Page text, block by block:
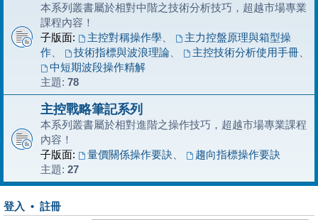
本系列叢書屬於相對中階之技術分析技巧，超越市場專業
課程內容！
子版面:
主控對稱操作學、
主力控盤原理與箱型操
作
技術指標與波浪理論、 主控技術分析使用手冊、
中短期波段操作精解
主題: 78
主控戰略筆記系列
本系列叢書屬於相對進階之操作技巧，超越市場專業課程
內容！
子版面:
量價關係操作要訣
趨向指標操作要訣
主題: 27
登入 • 註冊